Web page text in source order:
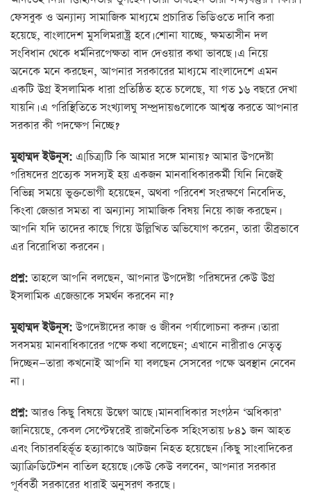
ফেসবুক ও অন্যান্য সামাজিক মাধ্যমে প্রচারিত ভিডিওতে দাবি করা
হয়েছে, বাংলাদেশ মুসলিমরাষ্ট্র হবে। শোনা যাচ্ছে, ক্ষমতাসীন দল
সংবিধান থেকে ধর্মনিরপেক্ষতা বাদ দেওয়ার কথা ভাবছে। এ নিয়ে
অনেকে মনে করছেন, আপনার সরকারের মাধ্যমে বাংলাদেশে এমন
একটি উগ্র ইসলামিক ধারা প্রতিষ্ঠিত হতে চলেছে, যা গত ১৬ বছরে দেখা
যায়নি। এ পরিস্থিতিতে সংখ্যালঘু সম্প্রদায়গুলোকে আশ্বস্ত করতে আপনার
সরকার কী পদক্ষেপ নিচ্ছে?
মুহাম্মদ ইউনূস: এ[চিত্র]টি কি আমার সঙ্গে মানায়? আমার উপদেষ্টা
পরিষদের প্রত্যেক সদস্যই হয় একজন মানবাধিকারকর্মী যিনি নিজেই
বিভিন্ন সময়ে ভুক্তভোগী হয়েছেন, অথবা পরিবেশ সংরক্ষণে নিবেদিত,
কিংবা জেন্ডার সমতা বা অন্যান্য সামাজিক বিষয় নিয়ে কাজ করছেন।
আপনি যদি তাদের কাছে গিয়ে উল্লিখিত অভিযোগ করেন, তারা তীব্রভাবে
এর বিরোধিতা করবেন।
প্রশ্ন:তাহলে আপনি বলছেন, আপনার উপদেষ্টা পরিষদের কেউ উগ্র
ইসলামিক এজেন্ডাকে সমর্থন করবেন না?
মুহাম্মদ ইউনূস:উপদেষ্টাদের কাজ ও জীবন পর্যালোচনা করুন। তারা
সবসময় মানবাধিকারের পক্ষে কথা বলেছেন; এখানে নারীরাও নেতৃত্ব
দিচ্ছেন—তারা কখনোই আপনি যা বলছেন সেসবের পক্ষে অবস্থান নেবেন
না।
প্রশ্ন:আরও কিছু বিষয়ে উদ্বেগ আছে। মানবাধিকার সংগঠন ‘অধিকার’
জানিয়েছে, কেবল সেপ্টেম্বরেই রাজনৈতিক সহিংসতায় ৮৪১ জন আহত
এবং বিচারবহির্ভূত হত্যাকাণ্ডে আটজন নিহত হয়েছেন। কিছু সাংবাদিকের
অ্যাক্রিডিটেশন বাতিল হয়েছে। কেউ কেউ বলবেন, আপনার সরকার
পূর্ববর্তী সরকারের ধারাই অনুসরণ করছে।